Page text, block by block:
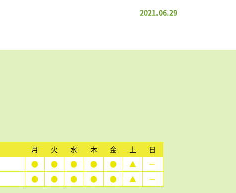
2021.06.29
月 火 水 木 金 土
日
● ● ● ● ● ▲
ー
● ● ● ● ● ▲
ー